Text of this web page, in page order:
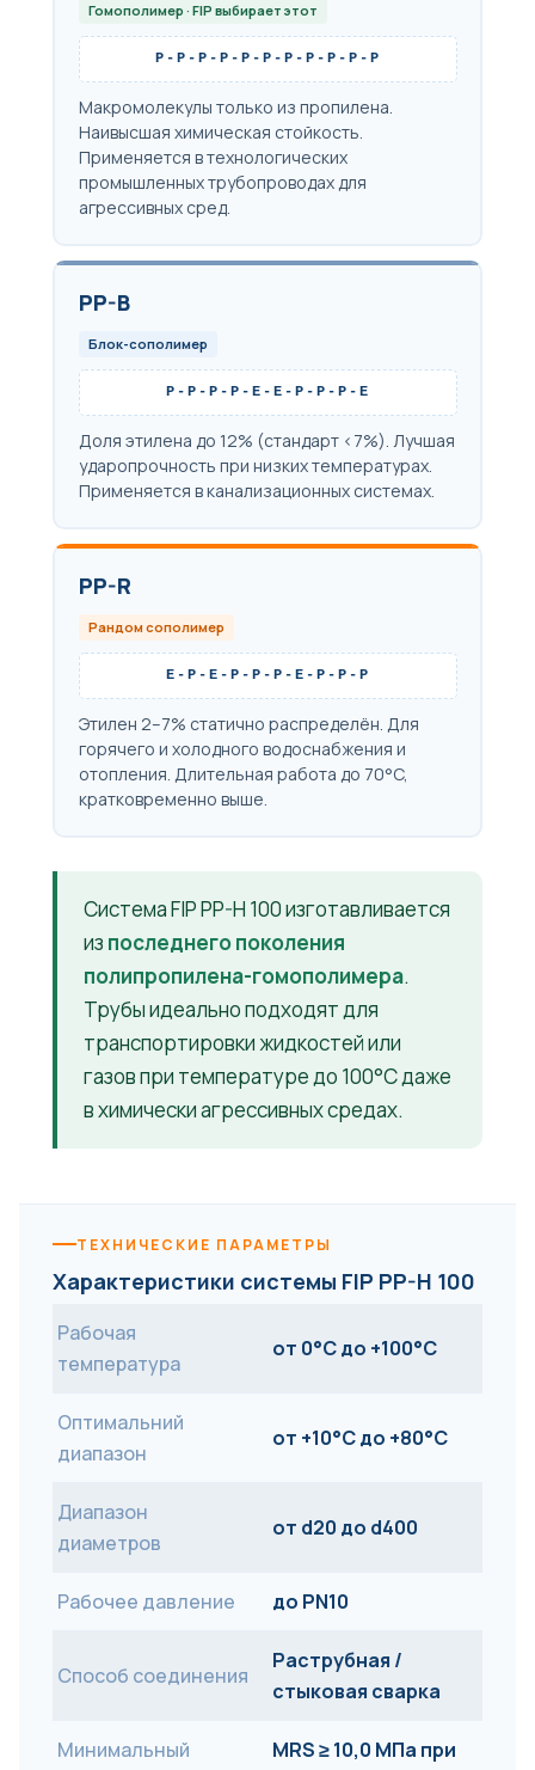
Гомополимер · FIP выбирает этот
P-P-P-P-P-P-P-P-P-P-P
Макромолекулы только из пропилена.
Наивысшая химическая стойкость.
Применяется в технологических
промышленных трубопроводах для
агрессивных сред.
PP-B
Блок-сополимер
P-P-P-P-E-E-P-P-P-E
Доля этилена до 12% (стандарт <7%). Лучшая
ударопрочность при низких температурах.
Применяется в канализационных системах.
PP-R
Рандом сополимер
E-P-E-P-P-P-E-P-P-P
Этилен 2–7% статично распределён. Для
горячего и холодного водоснабжения и
отопления. Длительная работа до 70°C,
кратковременно выше.
Система FIP PP-H 100 изготавливается
из последнего поколения
полипропилена-гомополимера.
Трубы идеально подходят для
транспортировки жидкостей или
газов при температуре до 100°C даже
в химически агрессивных средах.
ТЕХНИЧЕСКИЕ ПАРАМЕТРЫ
Характеристики системы FIP PP-H 100
Рабочая
температура
от 0°C до +100°C
Оптимальний
диапазон
от +10°C до +80°C
Диапазон
диаметров
от d20 до d400
Рабочее давление до PN10
Способ соединения
Раструбная /
стыковая сварка
Минимальный
MRS ≥ 10,0 МПа при